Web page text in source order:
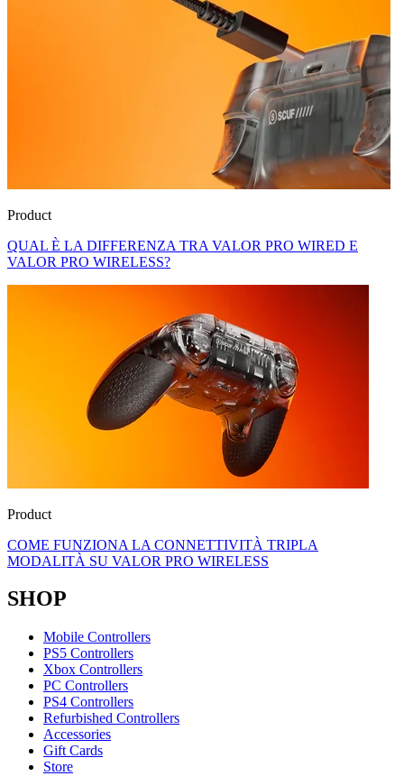
Product
QUAL È LA DIFFERENZA TRA VALOR PRO WIRED E
VALOR PRO WIRELESS?
Product
COME FUNZIONA LA CONNETTIVITÀ TRIPLA
MODALITÀ SU VALOR PRO WIRELESS
SHOP
Mobile Controllers
PS5 Controllers
Xbox Controllers
PC Controllers
PS4 Controllers
Refurbished Controllers
Accessories
Gift Cards
Store